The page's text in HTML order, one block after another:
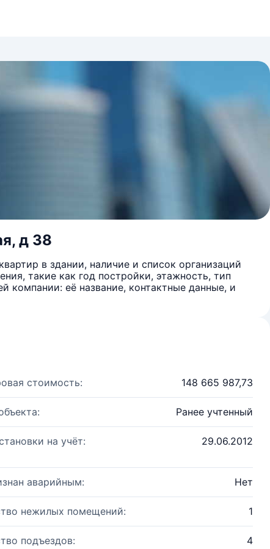
д 38
в здании, наличие и список организаций
такие как год постройки, этажность, тип
компании: её название, контактные данные, и
стоимость: 148 665 987,73
Ранее учтенный
на учёт: 29.06.2012
аварийным: Нет
нежилых помещений: 1
подъездов: 4